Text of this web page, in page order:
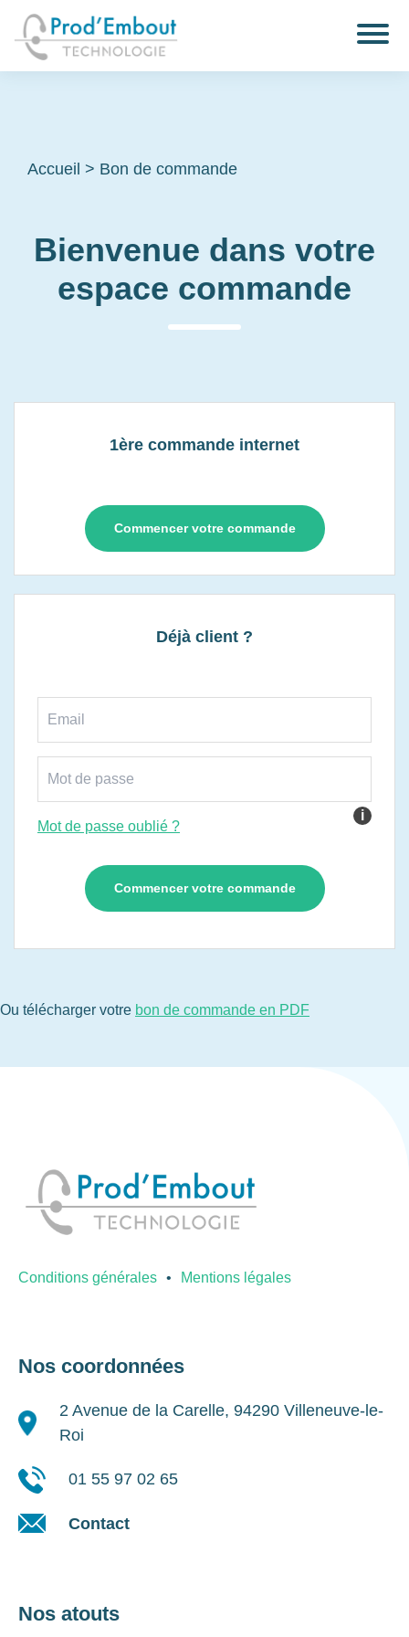
Accueil > Bon de commande
Bienvenue dans votre
espace commande
1ère commande internet
Commencer votre commande
Déjà client ?
i
Mot de passe oublié ?
Ou télécharger votre bon de commande en PDF
Conditions générales Mentions légales
Nos coordonnées
2 Avenue de la Carelle, 94290 Villeneuve-le-
Roi
01 55 97 02 65
Contact
Nos atouts